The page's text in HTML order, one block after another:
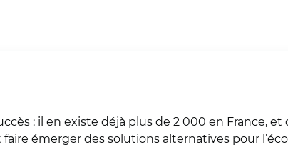
: il en existe déjà plus de 2 000 en France,
émerger des solutions alternatives pour